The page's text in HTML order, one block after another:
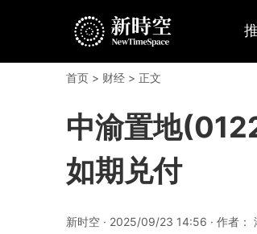
首页 > 财经 > 正文
中渝置地
如期兑付
新时空 · 2025/09/23 14:56 · 作者：